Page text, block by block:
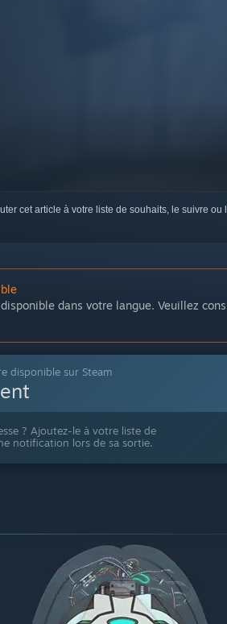
cet article à votre liste de souhaits, le suivre ou
dans votre langue. Veuillez
disponible sur Steam
? Ajoutez-le à votre liste de
notification lors de sa sortie.